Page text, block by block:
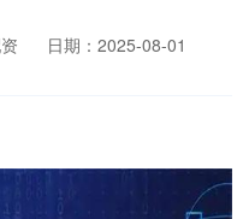
日期：2025-08-01